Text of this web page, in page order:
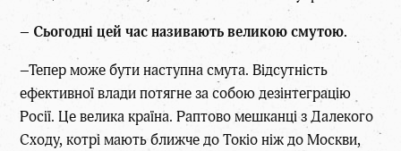
– Сьогодні цей час називають великою смутою.
–Тепер може бути наступна смута. Відсутність
ефективної влади потягне за собою дезінтеграцію
Росії. Це велика країна. Раптово мешканці з Далекого
Сходу, котрі мають ближче до Токіо ніж до Москви,